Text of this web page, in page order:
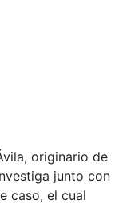
originario de
junto con
caso, el cual